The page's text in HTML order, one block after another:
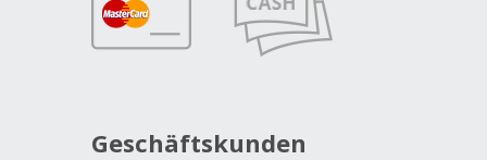
Geschäftskunden